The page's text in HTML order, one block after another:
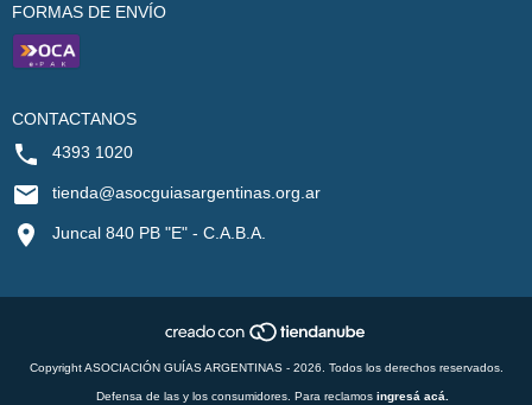
FORMAS DE ENVÍO
CONTACTANOS
4393 1020
tienda@asocguiasargentinas.org.ar
Juncal 840 PB "E" - C.A.B.A.
Copyright ASOCIACIÓN GUÍAS ARGENTINAS - 2026. Todos los derechos reservados.
Defensa de las y los consumidores. Para reclamos ingresá acá.